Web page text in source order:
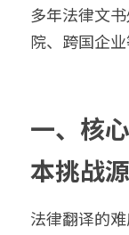
无犯罪记
商务合
口译同传
医学病历
俄语翻译
成都
翻译资质
多年法律文
院、跨国企业
一、核
本挑战
法律翻译的